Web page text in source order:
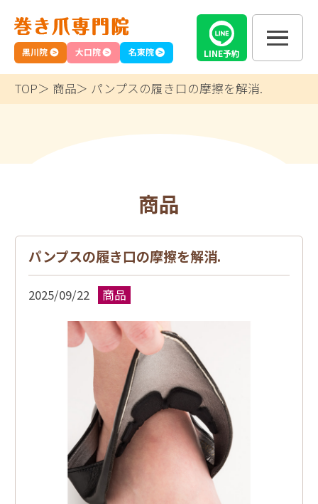
名東院
黒川院 大口院 LINE予約
TOP 商品 パンプスの履き口の摩擦を解消.
商品
パンプスの履き口の摩擦を解消.
2025/09/22 商品